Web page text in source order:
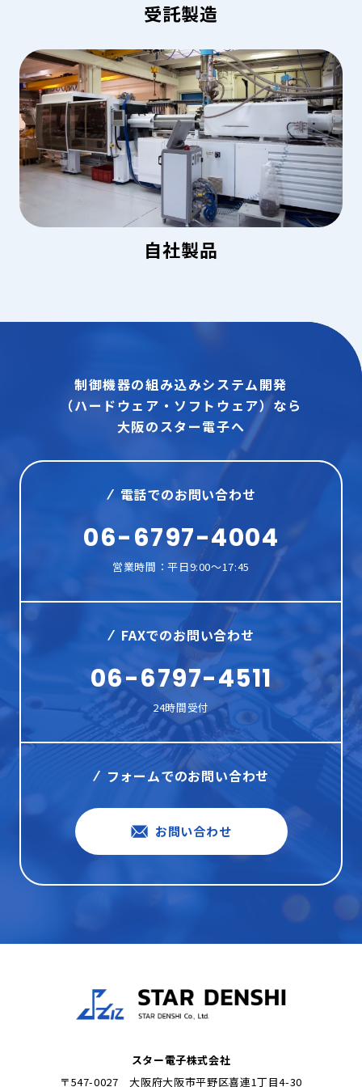
受託製造
自社製品
制御機器の組み込みシステム開発
（ハードウェア・ソフトウェア）なら
大阪のスター電子へ
電話でのお問い合わせ
06-6797-4004
営業時間：平日9:00～17:45
FAXでのお問い合わせ
06-6797-4511
24時間受付
フォームでのお問い合わせ
お問い合わせ
スター電子株式会社
〒547-0027 大阪府大阪市平野区喜連1丁目4-30